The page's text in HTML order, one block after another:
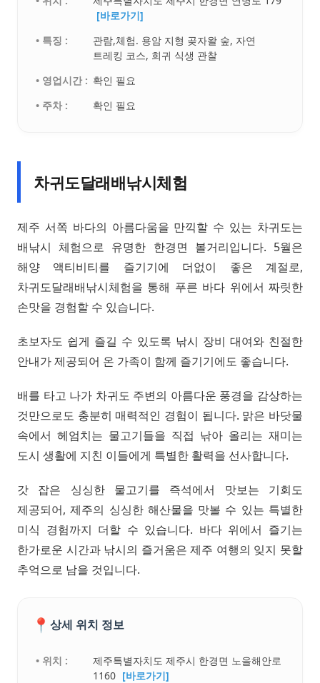
[바로가기]
• 특징 :
관람,체험. 용암 지형 곶자왈 숲, 자연
트레킹 코스, 희귀 식생 관찰
• 영업시간 : 확인 필요
• 주차 :
확인 필요
차귀도달래배낚시체험
제주 서쪽 바다의 아름다움을 만끽할 수 있는 차귀도는
배낚시 체험으로 유명한 한경면 볼거리입니다. 5월은
해양 액티비티를 즐기기에 더없이 좋은 계절로,
차귀도달래배낚시체험을 통해 푸른 바다 위에서 짜릿한
손맛을 경험할 수 있습니다.
초보자도 쉽게 즐길 수 있도록 낚시 장비 대여와 친절한
안내가 제공되어 온 가족이 함께 즐기기에도 좋습니다.
배를 타고 나가 차귀도 주변의 아름다운 풍경을 감상하는
것만으로도 충분히 매력적인 경험이 됩니다. 맑은 바닷물
속에서 헤엄치는 물고기들을 직접 낚아 올리는 재미는
도시 생활에 지친 이들에게 특별한 활력을 선사합니다.
갓 잡은 싱싱한 물고기를 즉석에서 맛보는 기회도
제공되어, 제주의 싱싱한 해산물을 맛볼 수 있는 특별한
미식 경험까지 더할 수 있습니다. 바다 위에서 즐기는
한가로운 시간과 낚시의 즐거움은 제주 여행의 잊지 못할
추억으로 남을 것입니다.
📍 상세 위치 정보
• 위치 :
제주특별자치도 제주시 한경면 노을해안로
1160 [바로가기]